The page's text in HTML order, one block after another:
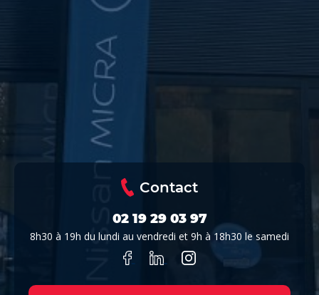
Contact
02 19 29 03 97
8h30 à 19h du lundi au vendredi et 9h à 18h30 le samedi